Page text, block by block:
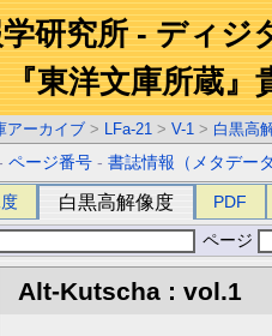
研究所 - ディジ
『東洋文庫所蔵』
アーカイブ > LFa-21 > V-1 > 白黒高
ページ番号 -書誌情報（メタデー
白黒高解像度 PDF
ページ
Alt-Kutscha : vol.1